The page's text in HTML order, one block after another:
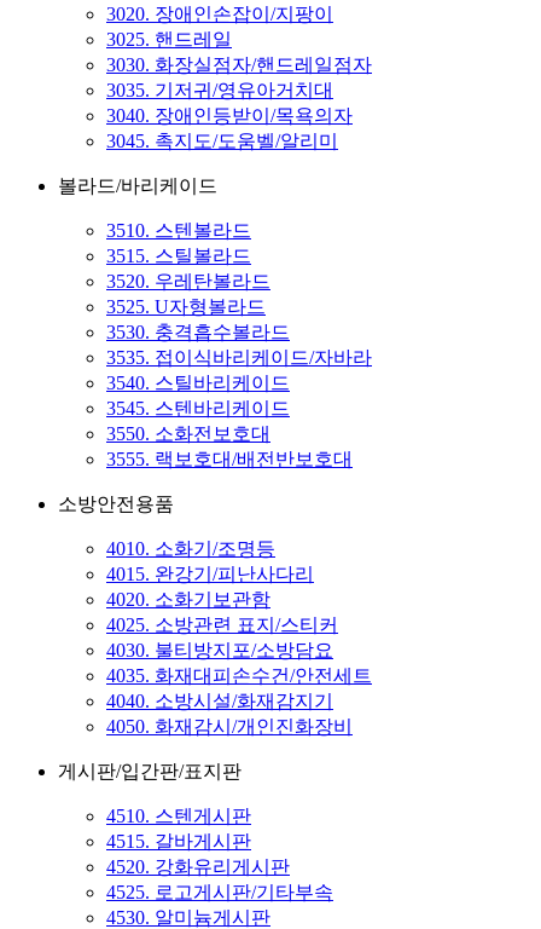
3020. 장애인손잡이/지팡이
3025. 핸드레일
3030. 화장실점자/핸드레일점자
3035. 기저귀/영유아거치대
3040. 장애인등받이/목욕의자
3045. 촉지도/도움벨/알리미
볼라드/바리케이드
3510. 스텐볼라드
3515. 스틸볼라드
3520. 우레탄볼라드
3525. U자형볼라드
3530. 충격흡수볼라드
3535. 접이식바리케이드/자바라
3540. 스틸바리케이드
3545. 스텐바리케이드
3550. 소화전보호대
3555. 랙보호대/배전반보호대
소방안전용품
4010. 소화기/조명등
4015. 완강기/피난사다리
4020. 소화기보관함
4025. 소방관련 표지/스티커
4030. 불티방지포/소방담요
4035. 화재대피손수건/안전세트
4040. 소방시설/화재감지기
4050. 화재감시/개인진화장비
게시판/입간판/표지판
4510. 스텐게시판
4515. 갈바게시판
4520. 강화유리게시판
4525. 로고게시판/기타부속
4530. 알미늄게시판